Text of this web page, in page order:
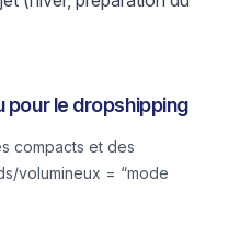
pour le dropshipping
compacts et des
volumineux = “mode